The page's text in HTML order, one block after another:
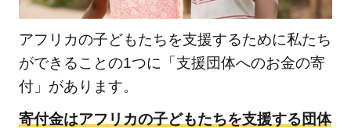
アフリカの子どもたちを支援するために私たち
ができることの1つに「支援団体へのお金の寄
付」があります。
寄付金はアフリカの子どもたちを支援する団体